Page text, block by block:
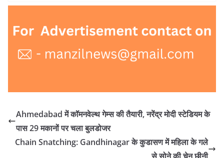
Ahmedabad में कॉमनवेल्थ गेम्स की तैयारी, नरेंद्र मोदी स्टेडियम के
पास 29 मकानों पर चला बुलडोजर
Chain Snatching: Gandhinagar के कुडासण में महिला के गले